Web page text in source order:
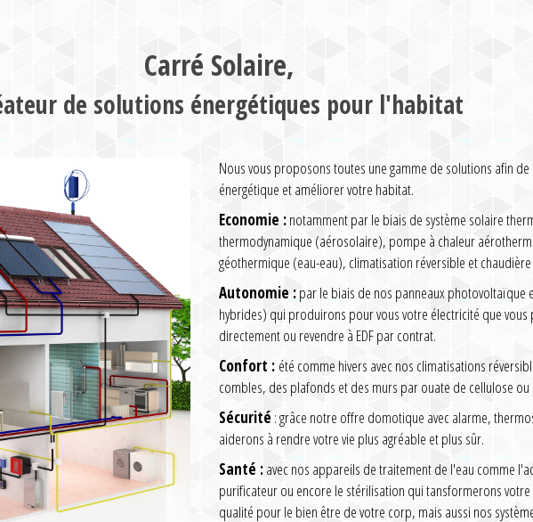
Carré Solaire,
de solutions énergétiques pour l'habitat
Nous vous proposons toutes une gamme de solutions afin
énergétique et améliorer votre habitat.
Economie :notamment par le biais de système solaire
thermodynamique (aérosolaire), pompe à chaleur
géothermique (eau-eau), climatisation réversible et
Autonomie :par le biais de nos panneaux photovoltaïque
hybrides) qui produirons pour vous votre électricité que
directement ou revendre à EDF par contrat.
Confort : été comme hivers avec nos climatisations
combles, des plafonds et des murs par ouate de cellulose ou
Sécurité : grâce notre offre domotique avec alarme,
aiderons à rendre votre vie plus agréable et plus sûr.
Santé :avec nos appareils de traitement de l'eau comme
purificateur ou encore le stérilisation qui tansformerons votre
qualité pour le bien être de votre corp, mais aussi nos